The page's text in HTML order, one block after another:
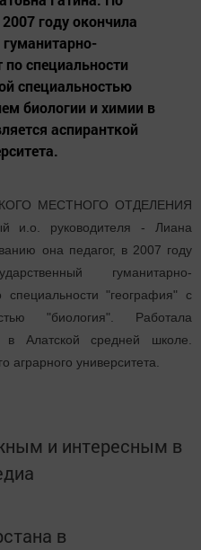
году окончила
по специальности
специальностью
биологии и химии в
аспиранткой
МЕСТНОГО ОТДЕЛЕНИЯ
и.о. руководителя - Лиана
она педагог, в 2007 году
гуманитарно-
специальности "география" с
"биология". Работала
Алатской средней школе.
аграрного университета.
и интересным в
в